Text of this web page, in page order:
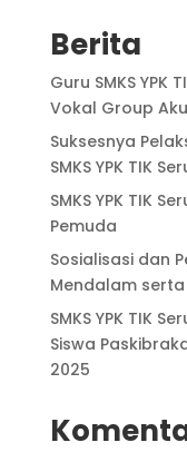
Berita
Guru SMKS YPK
Vokal Group
Suksesnya
SMKS YPK TIK
SMKS YPK TIK
Pemuda
Sosialisasi dan
Mendalam serta
SMKS YPK TIK
Siswa
2025